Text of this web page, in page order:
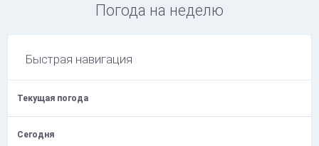
Погода на неделю
Быстрая навигация
Текущая погода
Сегодня